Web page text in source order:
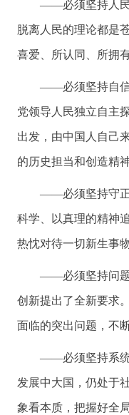
——必须坚持人民
脱离人民的理论都是
喜爱、所认同、所拥
——必须坚持自信
党领导人民独立自主
出发，由中国人自己
的历史担当和创造精
——必须坚持守正
科学、以真理的精神
热忱对待一切新生事
——必须坚持问题
创新提出了全新要求
面临的突出问题，不
——必须坚持系统
发展中大国，仍处于
象看本质，把握好全